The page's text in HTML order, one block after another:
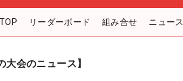
リーダーボード 組み合せ ニュース
大会のニュース】